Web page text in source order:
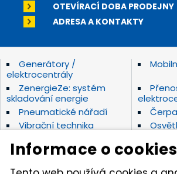
OTEVÍRACÍ DOBA PRODEJNY
ADRESA A KONTAKTY
Generátory /
elektrocentrály
ZenergieZe: systém
skladování energie
Pneumatické nářadí
Vibrační technika
Elektrické nářadí Makita
Hydraulické nářadí
Závěsná hydraulická
Informace o cookies